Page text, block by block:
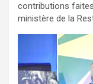
contributions faites
ministère de la